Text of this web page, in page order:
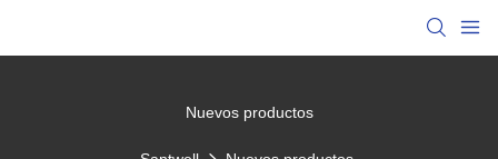
Nuevos productos